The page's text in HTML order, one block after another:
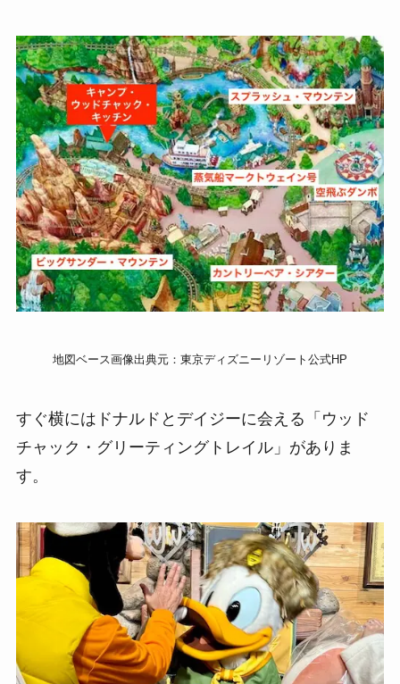
地図ベース画像出典元：東京ディズニーリゾート公式HP
すぐ横にはドナルドとデイジーに会える「ウッド
チャック・グリーティングトレイル」がありま
す。